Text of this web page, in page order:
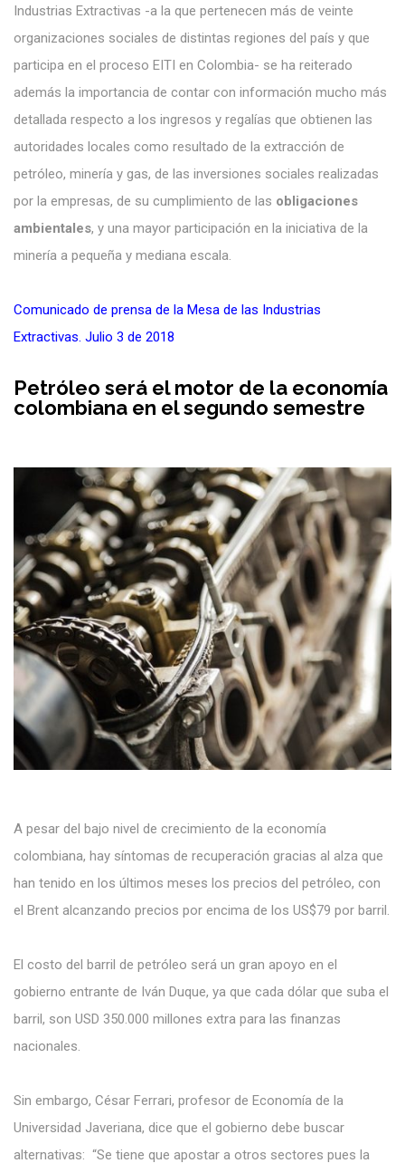
Industrias Extractivas -a la que pertenecen más de veinte
organizaciones sociales de distintas regiones del país y que
participa en el proceso EITI en Colombia- se ha reiterado
además la importancia de contar con información mucho más
detallada respecto a los ingresos y regalías que obtienen las
autoridades locales como resultado de la extracción de
petróleo, minería y gas, de las inversiones sociales realizadas
por la empresas, de su cumplimiento de las obligaciones
ambientales, y una mayor participación en la iniciativa de la
minería a pequeña y mediana escala.
Comunicado de prensa de la Mesa de las Industrias
Extractivas. Julio 3 de 2018
Petróleo será el motor de la economía
colombiana en el segundo semestre
A pesar del bajo nivel de crecimiento de la economía
colombiana, hay síntomas de recuperación gracias al alza que
han tenido en los últimos meses los precios del petróleo, con
el Brent alcanzando precios por encima de los US$79 por barril.
El costo del barril de petróleo será un gran apoyo en el
gobierno entrante de Iván Duque, ya que cada dólar que suba el
barril, son USD 350.000 millones extra para las finanzas
nacionales.
Sin embargo, César Ferrari, profesor de Economía de la
Universidad Javeriana, dice que el gobierno debe buscar
alternativas: “Se tiene que apostar a otros sectores pues la